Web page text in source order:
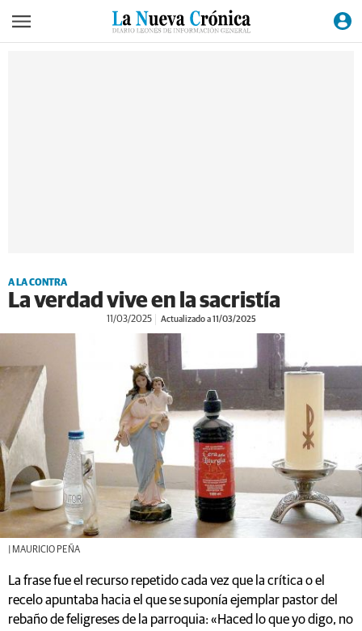
A LA CONTRA
La verdad vive en la sacristía
11/03/2025 Actualizado a 11/03/2025
| MAURICIO PEÑA
La frase fue el recurso repetido cada vez que la crítica o el
recelo apuntaba hacia el que se suponía ejemplar pastor del
rebaño de feligreses de la parroquia: «Haced lo que yo digo, no